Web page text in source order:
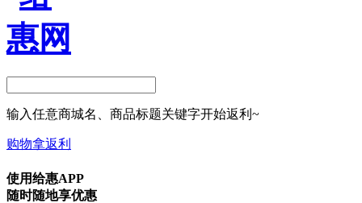
输入任意商城名、商品标题关键字开始返利~
购物拿返利
使用给惠APP
随时随地享优惠